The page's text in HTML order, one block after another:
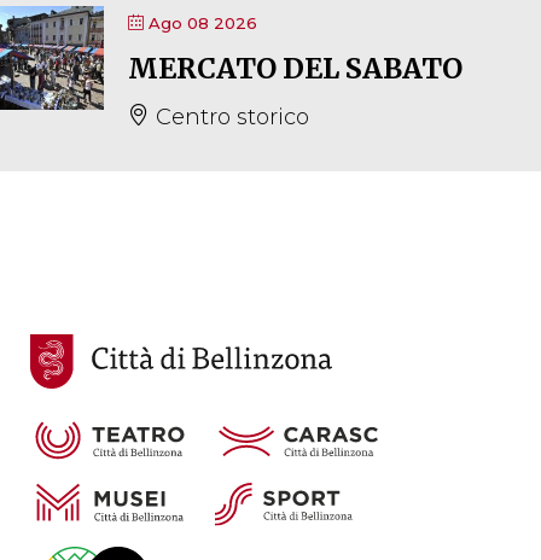
Ago 08 2026
MERCATO DEL SABATO
Centro storico